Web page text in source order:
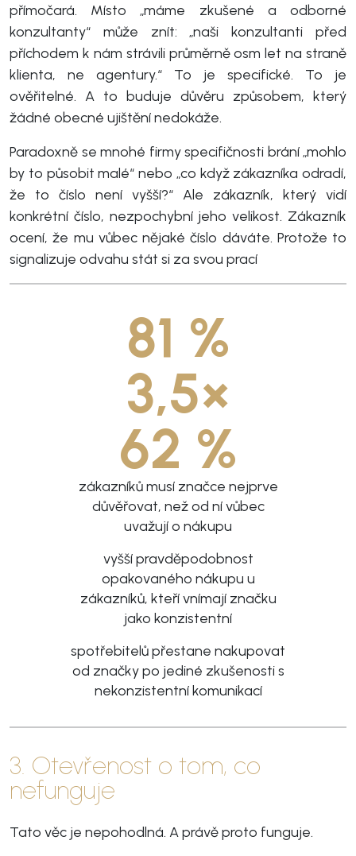
přímočará. Místo „máme zkušené a odborné
konzultanty“ může znít: „naši konzultanti před
příchodem k nám strávili průměrně osm let na straně
klienta, ne agentury.“ To je specifické. To je
ověřitelné. A to buduje důvěru způsobem, který
žádné obecné ujištění nedokáže.
Paradoxně se mnohé firmy specifičnosti brání „mohlo
by to působit malé“ nebo „co když zákazníka odradí,
že to číslo není vyšší?“ Ale zákazník, který vidí
konkrétní číslo, nezpochybní jeho velikost. Zákazník
ocení, že mu vůbec nějaké číslo dáváte. Protože to
signalizuje odvahu stát si za svou prací
81 %
3,5×
62 %
zákazníků musí značce nejprve
důvěřovat, než od ní vůbec
uvažují o nákupu
vyšší pravděpodobnost
opakovaného nákupu u
zákazníků, kteří vnímají značku
jako konzistentní
spotřebitelů přestane nakupovat
od značky po jediné zkušenosti s
nekonzistentní komunikací
3. Otevřenost o tom, co
nefunguje
Tato věc je nepohodlná. A právě proto funguje.